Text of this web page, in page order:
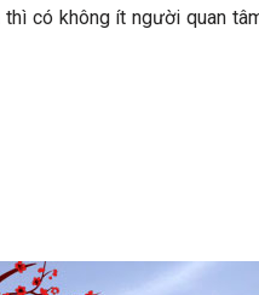
có không ít người quan